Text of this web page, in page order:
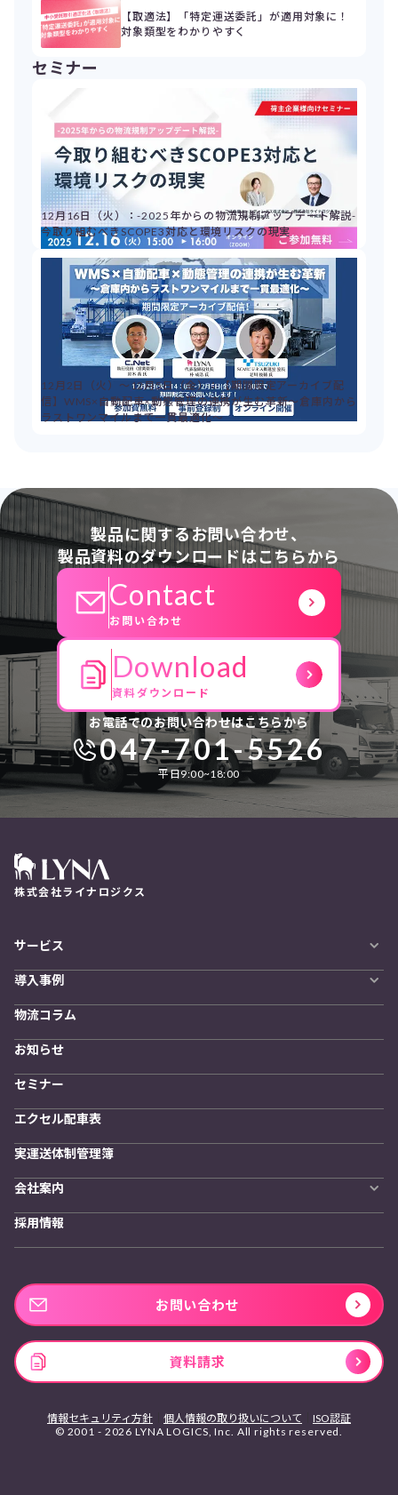
【取適法】「特定運送委託」が適用対象に！
対象類型をわかりやすく
セミナー
12月16日（火）：-2025年からの物流規制アップデート解説-
今取り組むべきSCOPE3対応と環境リスクの現実
12月2日（火）～12月5日（金）：【期間限定アーカイブ配
信】WMS×自動配車×動態管理の連携が生む革新～倉庫内から
ラストワンマイルまで一貫最適化～
製品に関するお問い合わせ、
製品資料のダウンロードはこちらから
Contact
お問い合わせ
Download
資料ダウンロード
お電話でのお問い合わせはこちらから
047-701-5526
平日9:00~18:00
株式会社ライナロジクス
サービス
LYNA DXプラットフォーム
発着管理オプション
訪問計画
物流拠点最適化
開発者向けサービス
導入事例
導入をご検討の方へ
物流コラム
お知らせ
セミナー
エクセル配車表
実運送体制管理簿
会社案内
私たちの想い
採用情報
お問い合わせ
資料請求
© 2001 - 2026 LYNA LOGICS, Inc. All rights reserved.
情報セキュリティ方針 個人情報の取り扱いについて ISO認証